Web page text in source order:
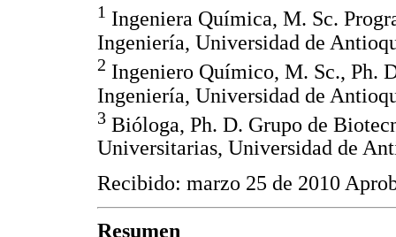
1 Ingeniera Química, M. Sc.
Ingeniería, Universidad de
2 Ingeniero Químico, M. Sc., Ph.
Ingeniería, Universidad de
3 Bióloga, Ph. D. Grupo de
Universitarias, Universidad de
Recibido: marzo 25 de 2010
Resumen